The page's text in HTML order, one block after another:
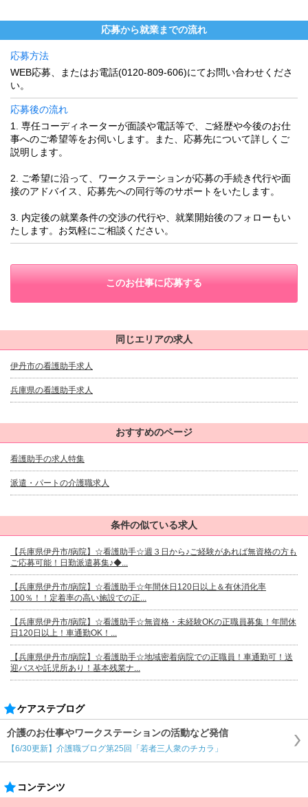
応募から就業までの流れ
応募方法
WEB応募、またはお電話(0120-809-606)にてお問い合わせくださ
い。
応募後の流れ
1. 専任コーディネーターが面談や電話等で、ご経歴や今後のお仕
事へのご希望等をお伺いします。また、応募先について詳しくご
説明します。
2. ご希望に沿って、ワークステーションが応募の手続き代行や面
接のアドバイス、応募先への同行等のサポートをいたします。
3. 内定後の就業条件の交渉の代行や、就業開始後のフォローもい
たします。お気軽にご相談ください。
このお仕事に応募する
同じエリアの求人
伊丹市の看護助手求人
兵庫県の看護助手求人
おすすめのページ
看護助手の求人特集
派遣・パートの介護職求人
条件の似ている求人
【兵庫県伊丹市/病院】☆看護助手☆週３日から♪ご経験があれば無資格の方も
ご応募可能！日勤派遣募集♪◆...
【兵庫県伊丹市/病院】☆看護助手☆年間休日120日以上＆有休消化率
100％！！定着率の高い施設での正...
【兵庫県伊丹市/病院】☆看護助手☆無資格・未経験OKの正職員募集！年間休
日120日以上！車通勤OK！...
【兵庫県伊丹市/病院】☆看護助手☆地域密着病院での正職員！車通勤可！送
迎バスや託児所あり！基本残業ナ...
ケアステブログ
介護のお仕事やワークステーションの活動など発信
【6/30更新】介護職ブログ第25回「若者三人衆のチカラ」
コンテンツ